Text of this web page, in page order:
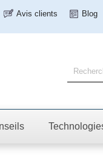
Avis clients Blog